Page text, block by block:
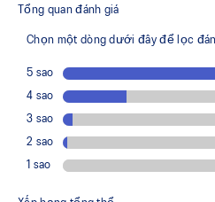
Lớp lót giày được sản xuất
giảm khoảng 45% lượng khí
Tấm carbon toàn chiều dài
Tăng độ ổn định và cải thiện
Công nghệ đệm FF TURBO™
Là loại đệm nhẹ và đàn hồi
khoảng 33% và phản hồi năng
so với đệm FF BLAST™